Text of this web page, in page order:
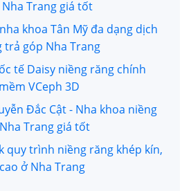
Trang giá tốt
khoa Tân Mỹ đa dạng dịch
trả góp Nha Trang
tế Daisy niềng răng chính
VCeph 3D
Đắc Cật - Nha khoa niềng
Trang giá tốt
quy trình niềng răng khép kín,
ở Nha Trang